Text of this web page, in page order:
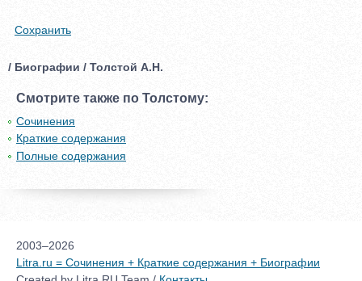
Сохранить
/ Биографии / Толстой А.Н.
Смотрите также по Толстому:
Сочинения
Краткие содержания
Полные содержания
2003–2026
Litra.ru = Сочинения + Краткие содержания + Биографии